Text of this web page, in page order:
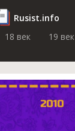
Rusist.info
18 век 19 век